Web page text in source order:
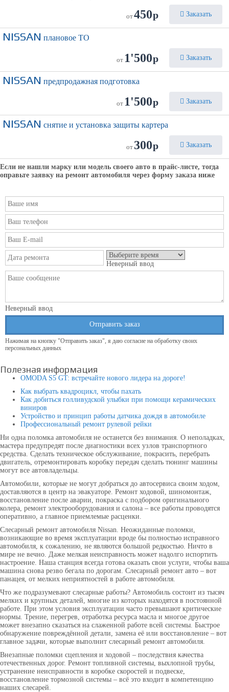
от450р Заказать
NISSAN плановое ТО
от 1'500р Заказать
NISSAN предпродажная подготовка
от 1'500р Заказать
NISSAN снятие и установка защиты картера
от 300р Заказать
Если не нашли марку или модель своего авто в прайс-листе, тогда
оправьте заявку на ремонт автомобиля через форму заказа ниже
Неверный ввод
Неверный ввод
Отправить заказ
Нажимая на кнопку "Отправить заказ", я даю согласие на обработку своих
персональных данных
Полезная информация
OMODA S5 GT: встречайте нового лидера на дороге!
Как выбрать квадроцикл, чтобы пахать
Как добиться голливудской улыбки при помощи керамических
виниров
Устройство и принцип работы датчика дождя в автомобиле
Профессиональный ремонт рулевой рейки
Ни одна поломка автомобиля не останется без внимания. О неполадках,
мастера предупредят после диагностики всех узлов транспортного
средства. Сделать техническое обслуживание, покрасить, перебрать
двигатель, отремонтировать коробку передач сделать тюнинг машины
могут все автовладельцы.
Автомобили, которые не могут добраться до автосервиса своим ходом,
доставляются в центр на эвакуаторе. Ремонт ходовой, шиномонтаж,
восстановление после аварии, покраска с подбором оригинального
колера, ремонт электрооборудования и салона – все работы проводятся
оперативно, а главное приемлемые расценки.
Слесарный ремонт автомобиля Nissan. Неожиданные поломки,
возникающие во время эксплуатации вроде бы полностью исправного
автомобиля, к сожалению, не являются большой редкостью. Ничто в
мире не вечно. Даже мелкая неисправность может надолго испортить
настроение. Наша станция всегда готова оказать свои услуги, чтобы ваша
машина снова резво бегала по дорогам. Слесарный ремонт авто – вот
панацея, от мелких неприятностей в работе автомобиля.
Что же подразумевают слесарные работы? Автомобиль состоит из тысяч
мелких и крупных деталей, многие из которых находятся в постоянной
работе. При этом условия эксплуатации часто превышают критические
нормы. Трение, перегрев, отработка ресурса масла и многое другое
может внезапно сказаться на слаженной работе всей системы. Быстрое
обнаружение повреждённой детали, замена её или восстановление – вот
главное задачи, которые выполнит слесарный ремонт автомобиля.
Внезапные поломки сцепления и ходовой – последствия качества
отечественных дорог. Ремонт топливной системы, выхлопной трубы,
устранение неисправности в коробке скоростей и подвеске,
восстановление тормозной системы – всё это входит в компетенцию
наших слесарей.